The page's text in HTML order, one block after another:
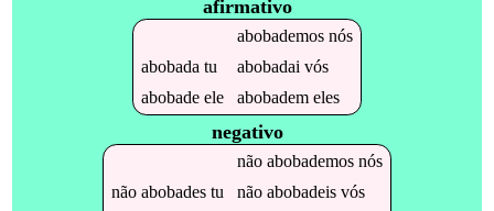
afirmativo
abobademosnós
abobada tu abobadai vós
abobadeele abobademeles
negativo
não abobademosnós
não abobadestu não abobadeisvós